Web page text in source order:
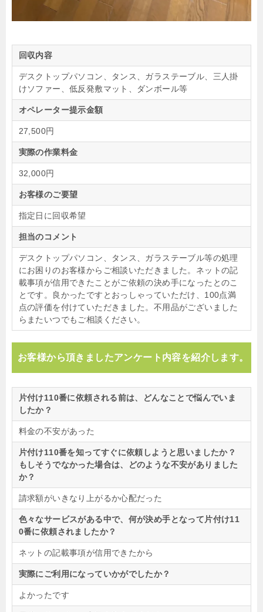
回収内容
デスクトップパソコン、タンス、ガラステーブル、三人掛
けソファー、低反発敷マット、ダンボール等
オペレーター提示金額
27,500円
実際の作業料金
32,000円
お客様のご要望
指定日に回収希望
担当のコメント
デスクトップパソコン、タンス、ガラステーブル等の処理
にお困りのお客様からご相談いただきました。ネットの記
載事項が信用できたことがご依頼の決め手になったとのこ
とです。良かったですとおっしゃっていただけ、100点満
点の評価を付けていただきました。不用品がございました
らまたいつでもご相談ください。
お客様から頂きましたアンケート内容を紹介します。
片付け110番に依頼される前は、どんなことで悩んでいま
したか？
料金の不安があった
片付け110番を知ってすぐに依頼しようと思いましたか？
もしそうでなかった場合は、どのような不安がありました
か？
請求額がいきなり上がるか心配だった
色々なサービスがある中で、何が決め手となって片付け11
0番に依頼されましたか？
ネットの記載事項が信用できたから
実際にご利用になっていかがでしたか？
よかったです